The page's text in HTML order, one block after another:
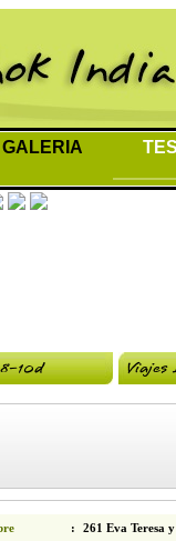
GALERIA
10d Viajes
:
261 Eva Teresa